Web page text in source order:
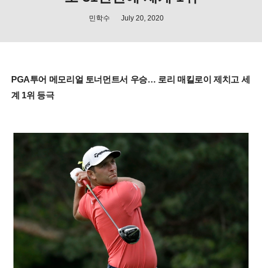
민학수 July 20, 2020
PGA투어 메모리얼 토너먼트서 우승… 로리 매킬로이 제치고 세
계 1위 등극